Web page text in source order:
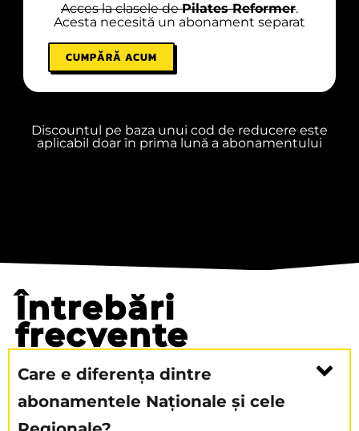
Acces la clasele dePilates Reformer.
Acesta necesită un abonament separat
CUMPĂRĂ ACUM
Discountul pe baza unui cod de reducere este
aplicabil doar în prima lună a abonamentului
Întrebări
frecvente
Care e diferența dintre
abonamentele Naționale și cele